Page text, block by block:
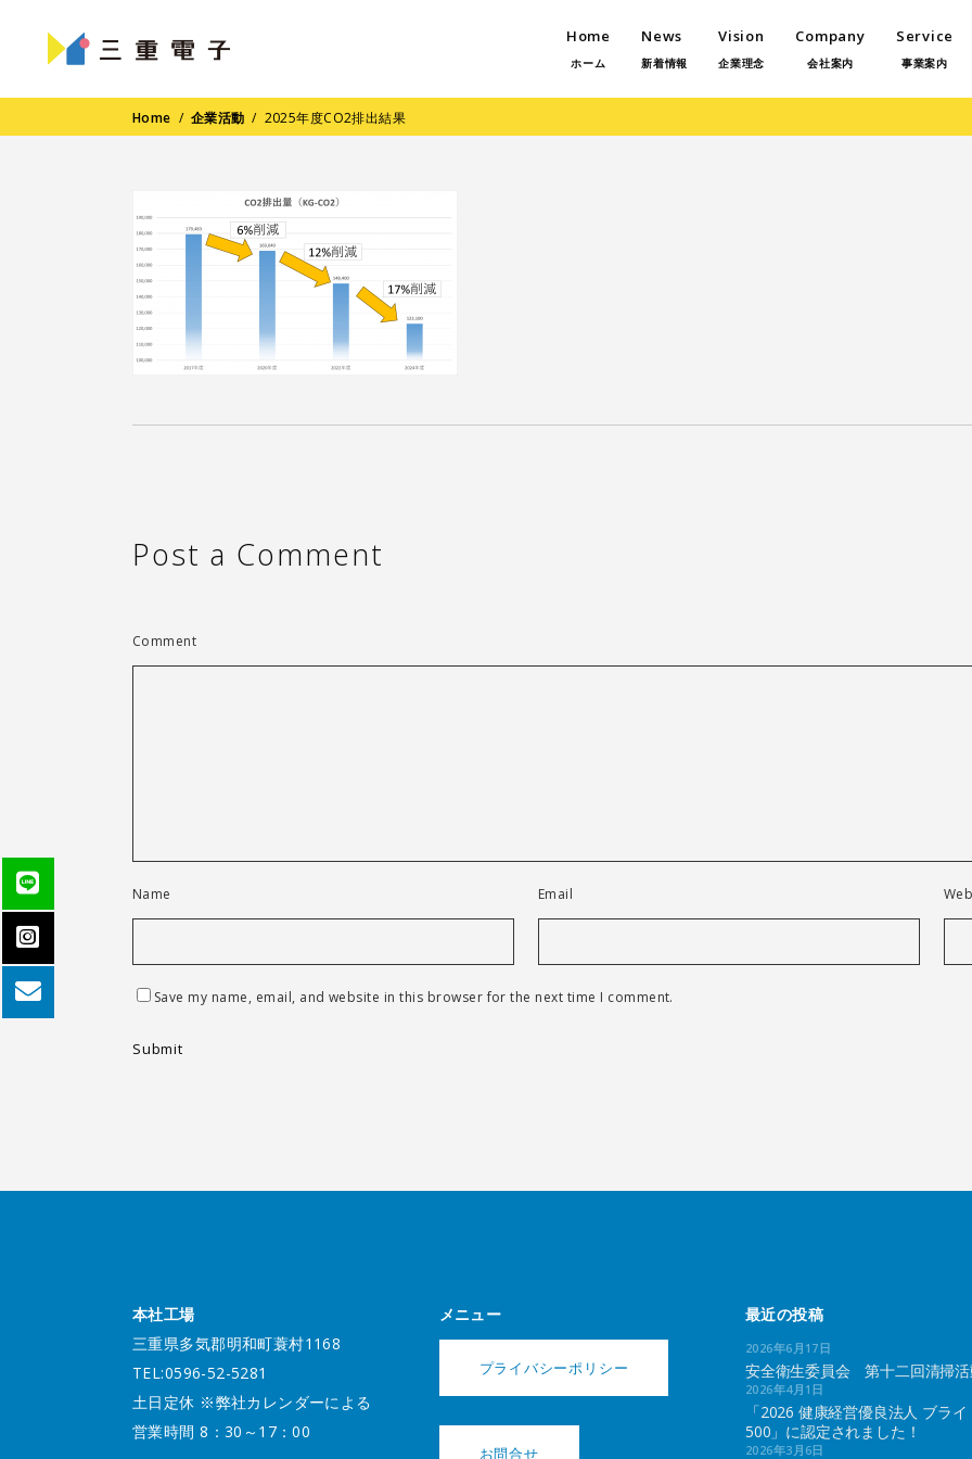
Home
ホーム
News
新着情報
Vision
企業理念
Company
会社案内
Service
事業案内
Home / 企業活動 / 2025年度CO2排出結果
Post a Comment
Comment
Name Email
Save my name, email, and website in this browser for the next time I comment.
本社工場
三重県多気郡明和町蓑村1168
TEL:0596-52-5281
土日定休 ※弊社カレンダーによる
営業時間 8：30～17：00
メニュー
プライバシーポリシー
お問合せ
最近の投稿
2026年6月17日
安全衛生委員会 第十二回清掃
2026年4月1日
「2026 健康経営優良法人 ブライ
500」に認定されました！
2026年3月6日